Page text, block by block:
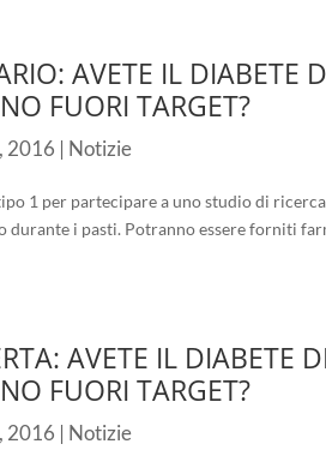
AVETE IL DIABETE
FUORI TARGET?
2016 | Notizie
1 per partecipare a uno studio di
i pasti. Potranno essere forniti
AVETE IL DIABETE
FUORI TARGET?
2016 | Notizie